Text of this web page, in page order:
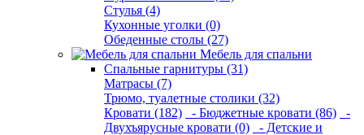
Стулья (4)
Кухонные уголки (0)
Обеденные столы (27)
Мебель для спальни
Спальные гарнитуры (31)
Матрасы (7)
Трюмо, туалетные столики (32)
Кровати (182)
- Бюджетные кровати (86)
-
Двухъярусные кровати (0)
- Детские и